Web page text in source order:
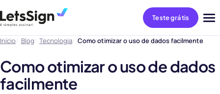
Teste grátis
Início Blog Tecnologia Como otimizar o uso de dados facilmente
Como otimizar o uso de dados
facilmente